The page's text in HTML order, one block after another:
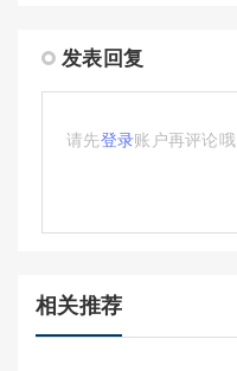
发表回复
请先登录账户再评论哦
相关推荐